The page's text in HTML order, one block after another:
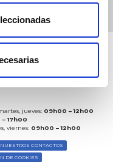
jueves: 09h00 – 12h00
– 17h00
viernes: 09h00 – 12h00
CONTACTOS
DE COOKIES